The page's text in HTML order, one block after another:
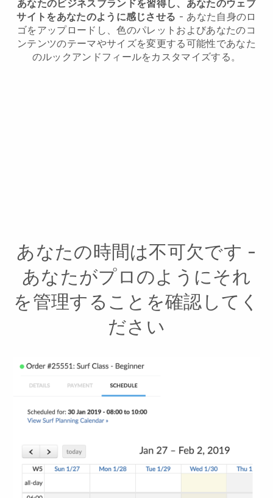
あなたのビジネスブランドを習得し、あなたのウェブ
サイトをあなたのように感じさせる - あなた自身のロ
ゴをアップロードし、色のパレットおよびあなたのコ
ンテンツのテーマやサイズを変更する可能性であなた
のルックアンドフィールをカスタマイズする。
あなたの時間は不可欠です -
あなたがプロのようにそれ
を管理することを確認してく
ださい